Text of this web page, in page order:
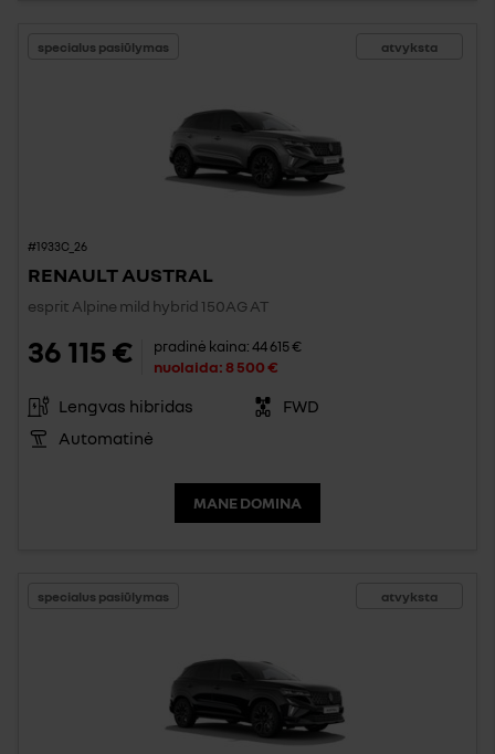
atvyksta
specialus pasiūlymas
#1933C_26
RENAULT AUSTRAL
esprit Alpine mild hybrid 150AG AT
36 115 € pradinė kaina:44 615 €
nuolaida:8 500 €
Lengvas hibridas
FWD
Automatinė
MANE DOMINA
atvyksta
specialus pasiūlymas